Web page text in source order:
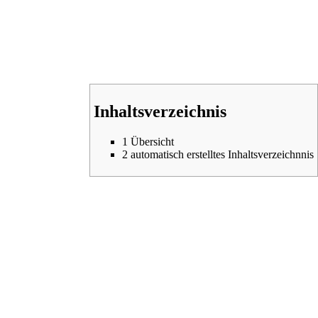
Inhaltsverzeichnis
1 Übersicht
2 automatisch erstelltes Inhaltsverzeichnnis